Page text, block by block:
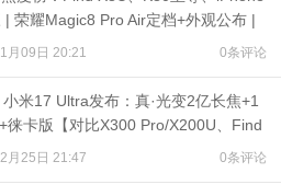
| 荣耀Magic8 Pro Air定档+外观公布 |
或3月发布
月09日 20:21 0条评论
米17 Ultra发布：真·光变2亿长焦+1
徕卡版【对比X300 Pro/X200U、Find
】
月25日 21:47 0条评论